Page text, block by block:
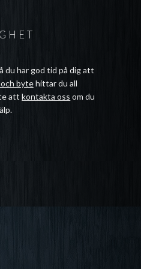
du har god tid på dig att
bytehittar du all
attkontakta oss om du